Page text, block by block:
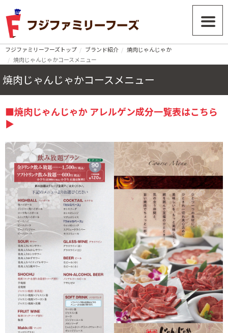
フジファミリーフーズトップ ブランド紹介
焼肉じゃんじゃか
焼肉じゃんじゃかコースメニュー
焼肉じゃんじゃかコースメニュー
■焼肉じゃんじゃか アレルゲン成分一覧表はこちら
▶